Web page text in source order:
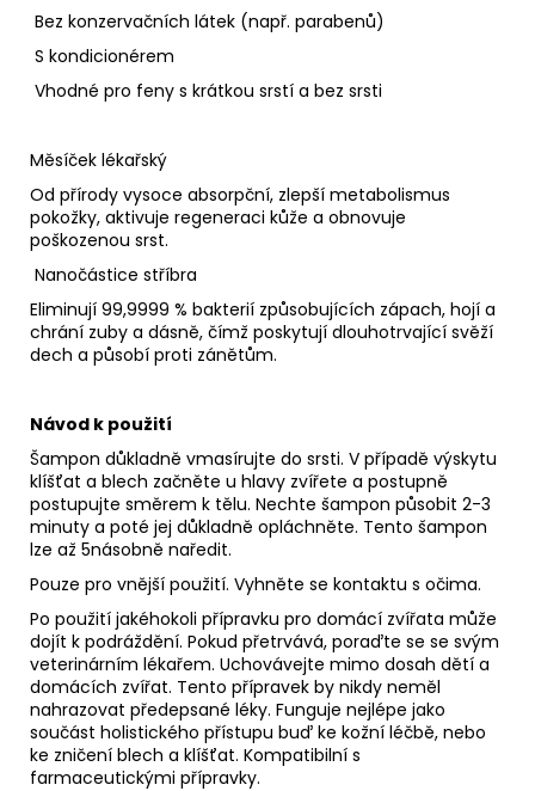
Bez konzervačních látek (např. parabenů)
S kondicionérem
Vhodné pro feny s krátkou srstí a bez srsti
Měsíček lékařský
Od přírody vysoce absorpční, zlepší metabolismus
pokožky, aktivuje regeneraci kůže a obnovuje
poškozenou srst.
Nanočástice stříbra
Eliminují 99,9999 % bakterií způsobujících zápach, hojí a
chrání zuby a dásně, čímž poskytují dlouhotrvající svěží
dech a působí proti zánětům.
Návod k použití
Šampon důkladně vmasírujte do srsti. V případě výskytu
klíšťat a blech začněte u hlavy zvířete a postupně
postupujte směrem k tělu. Nechte šampon působit 2-3
minuty a poté jej důkladně opláchněte. Tento šampon
lze až 5násobně naředit.
Pouze pro vnější použití. Vyhněte se kontaktu s očima.
Po použití jakéhokoli přípravku pro domácí zvířata může
dojít k podráždění. Pokud přetrvává, poraďte se se svým
veterinárním lékařem. Uchovávejte mimo dosah dětí a
domácích zvířat. Tento přípravek by nikdy neměl
nahrazovat předepsané léky. Funguje nejlépe jako
součást holistického přístupu buď ke kožní léčbě, nebo
ke zničení blech a klíšťat. Kompatibilní s
farmaceutickými přípravky.